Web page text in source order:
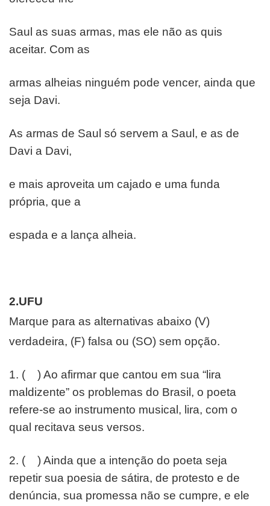
Saul as suas armas, mas ele não as quis
aceitar. Com as
armas alheias ninguém pode vencer, ainda que
seja Davi.
As armas de Saul só servem a Saul, e as de
Davi a Davi,
e mais aproveita um cajado e uma funda
própria, que a
espada e a lança alheia.
2.UFU
Marque para as alternativas abaixo (V)
verdadeira, (F) falsa ou (SO) sem opção.
1. ( ) Ao afirmar que cantou em sua “lira
maldizente” os problemas do Brasil, o poeta
refere-se ao instrumento musical, lira, com o
qual recitava seus versos.
2. ( ) Ainda que a intenção do poeta seja
repetir sua poesia de sátira, de protesto e de
denúncia, sua promessa não se cumpre, e ele